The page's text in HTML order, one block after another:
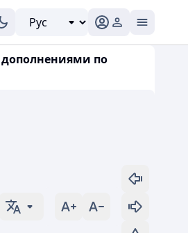
дополнениями по